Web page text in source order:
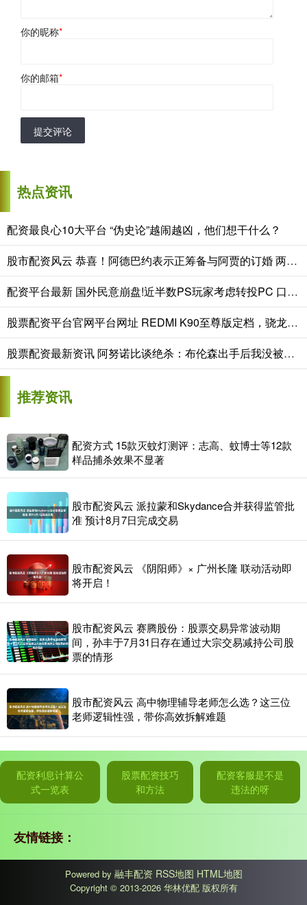
你的昵称*
你的邮箱*
提交评论
热点资讯
配资最良心10大平台 “伪史论”越闹越凶，他们想干什么？
股市配资风云 恭喜！阿德巴约表示正筹备与阿贾的订婚 两人关系得到老丈人认可
配资平台最新 国外民意崩盘!近半数PS玩家考虑转投PC 口碑严重透支
股票配资平台官网平台网址 REDMI K90至尊版定档，骁龙8至尊版+风冷散热
股票配资最新资讯 阿努诺比谈绝杀：布伦森出手后我没被卡位 顺势冲进去想补扣
推荐资讯
配资方式 15款灭蚊灯测评：志高、蚊博士等12款
样品捕杀效果不显著
股市配资风云 派拉蒙和Skydance合并获得监管批
准 预计8月7日完成交易
股市配资风云 《阴阳师》× 广州长隆 联动活动即
将开启！
股市配资风云 赛腾股份：股票交易异常波动期
间，孙丰于7月31日存在通过大宗交易减持公司股
票的情形
股市配资风云 高中物理辅导老师怎么选？这三位
老师逻辑性强，带你高效拆解难题
配资利息计算公
式一览表
股票配资技巧
和方法
配资客服是不是
违法的呀
友情链接：
Powered by 融丰配资 RSS地图 HTML地图
Copyright © 2013-2026 华林优配 版权所有